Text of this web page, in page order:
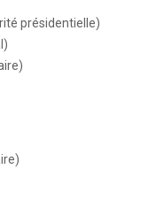
présidentielle)